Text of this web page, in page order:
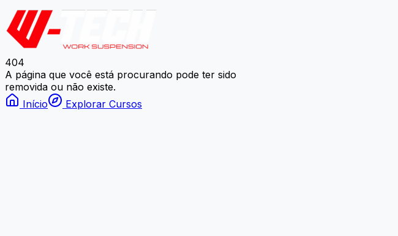
404
A página que você está procurando pode ter sido
removida ou não existe.
Início
Explorar Cursos